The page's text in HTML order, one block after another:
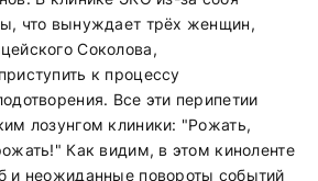
что вынуждает трёх женщин,
Соколова,
к процессу
Все эти перипетии
лозунгом клиники: "Рожать,
Как видим, в этом киноленте
и неожиданные повороты событий